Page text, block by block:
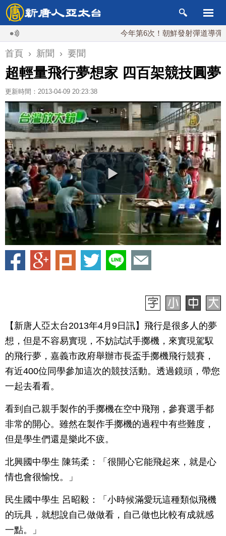
今年第6次！朝鮮發射彈道導彈 落日
首頁 › 新聞 › 要聞
超輕量飛行夢想家 四百架競技圓夢
更新時間：2013-04-09 20:23:38
【新唐人亞太台2013年4月9日訊】飛行是很多人的夢
想，但是不容易實現，不妨試試手擲機，來實現駕馭
的飛行夢，嘉義市政府舉辦市長盃手擲機飛行競賽，
有近400位同學參加這次的競技活動。透過鏡頭，帶您
一起去看看。
看到自己親手製作的手擲機在空中飛翔，參賽選手都
非常的開心。雖然在製作手擲機的過程中有些難度，
但是學生們還是樂此不疲。
北興國中學生 陳筠柔：「很開心它能飛起來，就是心
情也會很愉悅。」
民生國中學生 呂昭毅：「小時候滿愛玩這種類似飛機
的玩具，就想說自己做做看，自己做也比較有成就感
一點。」